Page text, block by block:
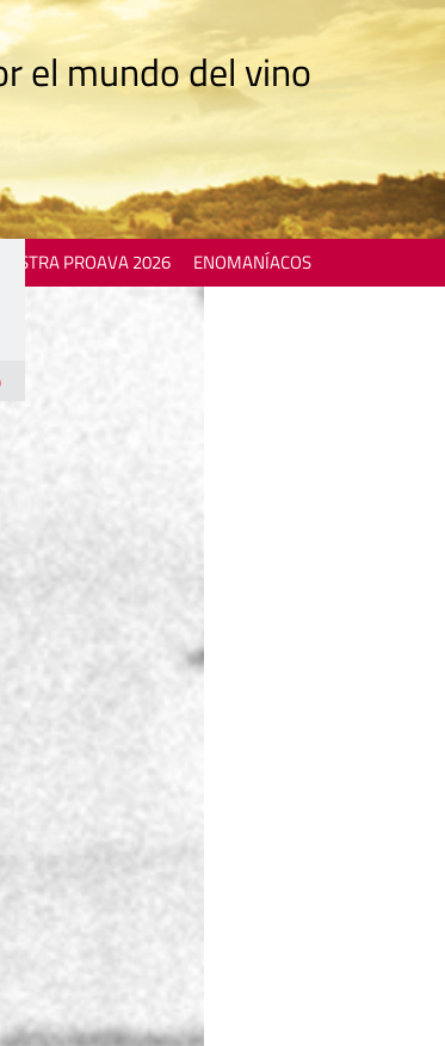
el mundo del vino
MOSTRA PROAVA 2026 ENOMANÍACOS